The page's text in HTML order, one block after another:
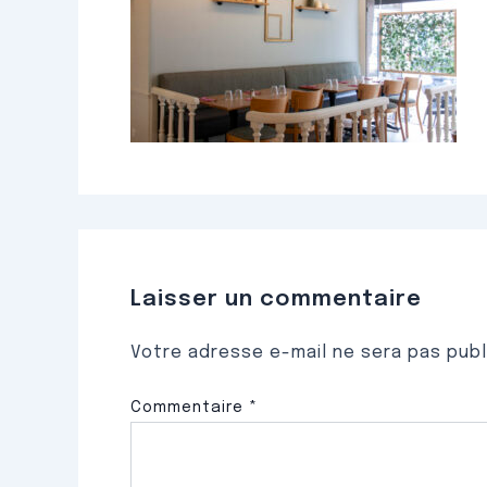
Laisser un commentaire
Votre adresse e-mail ne sera pas
Commentaire *